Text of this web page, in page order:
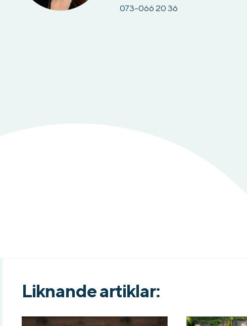
073-066 20 36
Liknande artiklar: